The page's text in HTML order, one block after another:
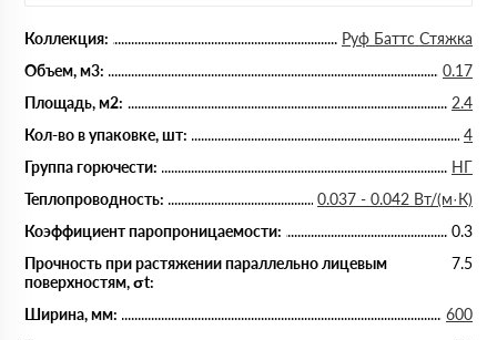
Коллекция:
Руф Баттс Стяжка
Объем, м3:
0.17
Площадь, м2:
2.4
Кол-во в упаковке, шт:
4
Группа горючести:
НГ
Теплопроводность:
0.037 - 0.042 Вт/(м·К)
Коэффициент паропроницаемости:
0.3
Прочность при растяжении параллельно лицевым
поверхностям, σt:
7.5
Ширина, мм:
600